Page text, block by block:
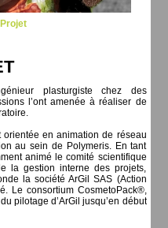
plasturgiste chez des
l’ont amenée à réaliser de
orientée en animation de réseau
au sein de Polymeris. En tant
animé le comité scientifique
la gestion interne des projets,
la société ArGil SAS (Action
Le consortium CosmetoPack®,
pilotage d’ArGil jusqu’en début